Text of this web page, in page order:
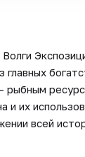
рыбным
и их
всей